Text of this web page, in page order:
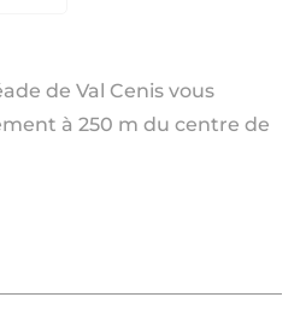
de Val Cenis vous
à 250 m du centre de